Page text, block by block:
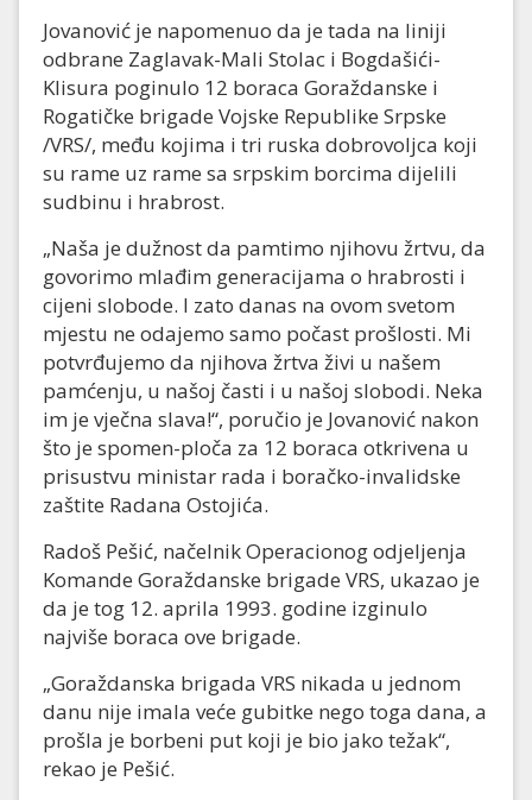
Jovanović je napomenuo da je tada na liniji
odbrane Zaglavak-Mali Stolac i Bogdašići-
Klisura poginulo 12 boraca Goraždanske i
Rogatičke brigade Vojske Republike Srpske
/VRS/, među kojima i tri ruska dobrovoljca koji
su rame uz rame sa srpskim borcima dijelili
sudbinu i hrabrost.
„Naša je dužnost da pamtimo njihovu žrtvu, da
govorimo mlađim generacijama o hrabrosti i
cijeni slobode. I zato danas na ovom svetom
mjestu ne odajemo samo počast prošlosti. Mi
potvrđujemo da njihova žrtva živi u našem
pamćenju, u našoj časti i u našoj slobodi. Neka
im je vječna slava!“, poručio je Jovanović nakon
što je spomen-ploča za 12 boraca otkrivena u
prisustvu ministar rada i boračko-invalidske
zaštite Radana Ostojića.
Radoš Pešić, načelnik Operacionog od‌jeljenja
Komande Goraždanske brigade VRS, ukazao je
da je tog 12. aprila 1993. godine izginulo
najviše boraca ove brigade.
„Goraždanska brigada VRS nikada u jednom
danu nije imala veće gubitke nego toga dana, a
prošla je borbeni put koji je bio jako težak“,
rekao je Pešić.